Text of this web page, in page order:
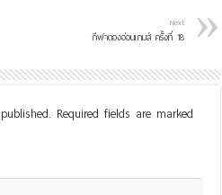
Next
กีฬาตองอ่อนเกมส์ ครั้งที่ 18
Required fields are marked